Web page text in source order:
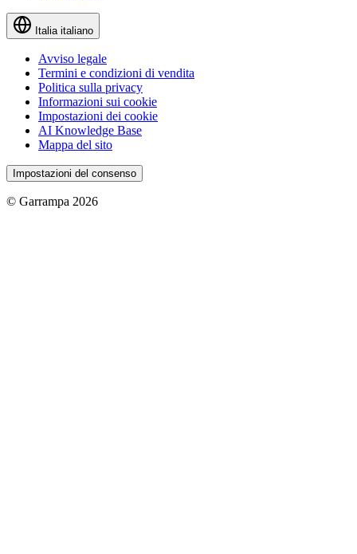
Italia italiano
Avviso legale
Termini e condizioni di vendita
Politica sulla privacy
Informazioni sui cookie
Impostazioni dei cookie
AI Knowledge Base
Mappa del sito
Impostazioni del consenso
© Garrampa 2026